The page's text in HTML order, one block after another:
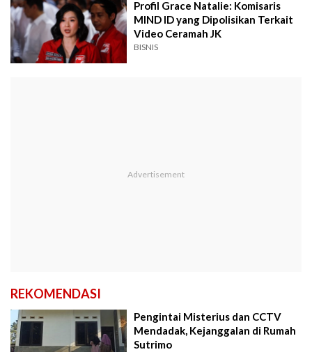
Profil Grace Natalie: Komisaris
MIND ID yang Dipolisikan Terkait
Video Ceramah JK
BISNIS
REKOMENDASI
Pengintai Misterius dan CCTV
Mendadak, Kejanggalan di Rumah
Sutrimo